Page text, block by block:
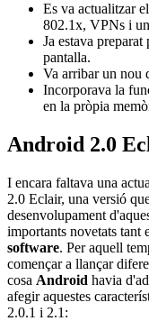
Es va actualitzar
802.1x, VPNs i
Ja estava
pantalla.
Va arribar un nou
Incorporava la
en la pròpia
Android 2.0
I encara faltava una
2.0 Eclair, una versió
desenvolupament
importants novetats tant
software. Per aquell
començar a llançar
cosa Android havia
afegir aquestes
2.0.1 i 2.1: